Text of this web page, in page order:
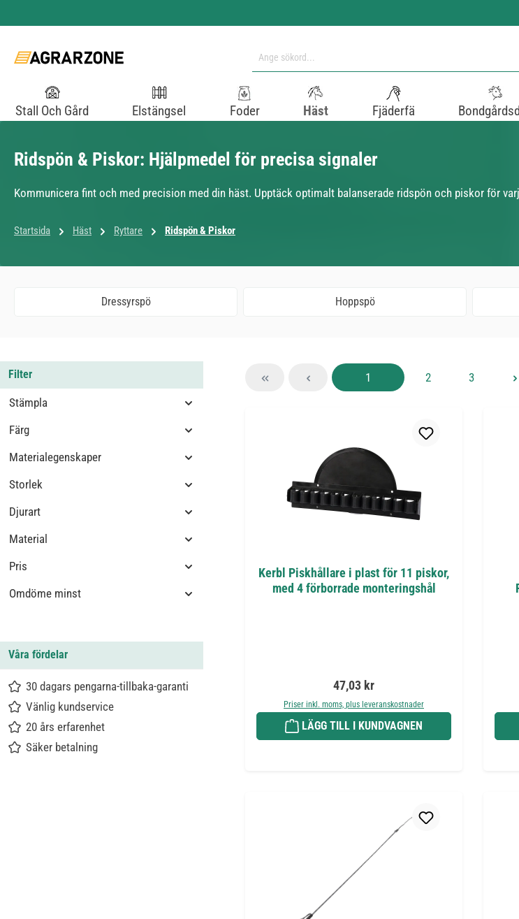
Stall Och Gård Elstängsel Foder Häst Fjäderfä
Ridspön & Piskor: Hjälpmedel för precisa signaler
Kommunicera fint och med precision med din häst. Upptäck optimalt balanserade ridspön och piskor för
Startsida Häst Ryttare Ridspön & Piskor
Dressyrspö Hoppspö
Filter
Stämpla
Färg
Materialegenskaper
Storlek
Djurart
Material
Pris
Omdöme minst
Våra fördelar
30 dagars pengarna-tillbaka-garanti
Vänlig kundservice
20 års erfarenhet
Säker betalning
Sida
1 Sida
2 Sida
3
Kerbl Piskhållare i plast för 11 piskor,
med 4 förborrade monteringshål
Ordinarie pris:
47,03 kr
Priser inkl. moms, plus leveranskostnader
LÄGG TILL I KUNDVAGNEN